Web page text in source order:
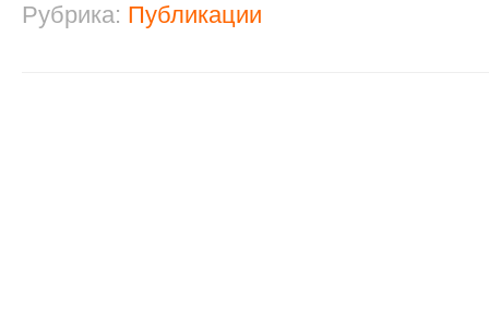
Рубрика: Публикации